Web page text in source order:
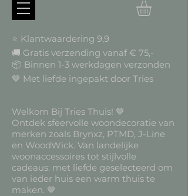
⭐ Klantwaardering 9,9
🚚 Gratis verzending vanaf € 75,-
📦 Binnen 1-3 werkdagen verzonden
🤎 Met liefde ingepakt door Tries
Welkom Bij Tries Thuis! 🤎
Ontdek sfeervolle woondecoratie van
merken zoals Brynxz, PTMD, J-Line
en WoodWick. Van landelijke
woonaccessoires tot stijlvolle
cadeaus: met liefde geselecteerd om
van ieder huis een warm thuis te
maken. 🤎